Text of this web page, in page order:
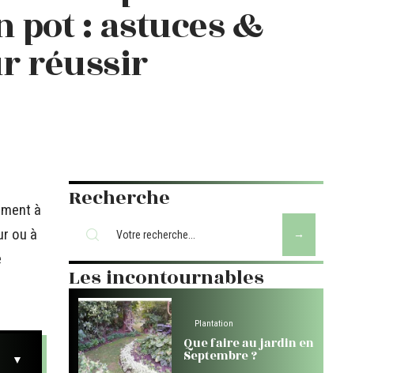
pot : astuces &
réussir
à
ou à
Recherche
Les incontournables
Plantation
Que faire au jardin en
Septembre ?